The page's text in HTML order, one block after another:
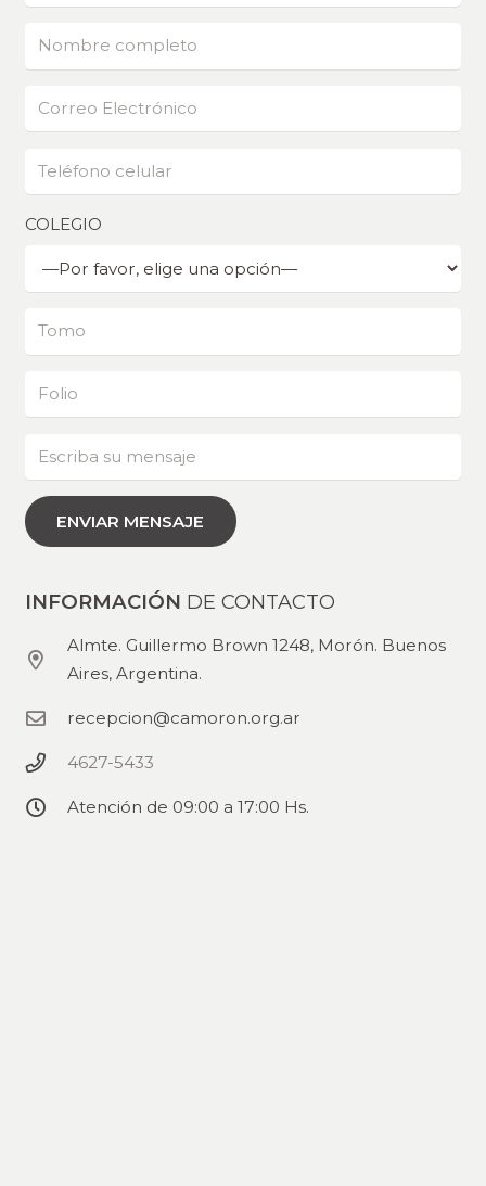
COLEGIO
INFORMACIÓN DE CONTACTO
Almte. Guillermo Brown 1248, Morón. Buenos
Aires, Argentina.
recepcion@camoron.org.ar
4627-5433
Atención de 09:00 a 17:00 Hs.